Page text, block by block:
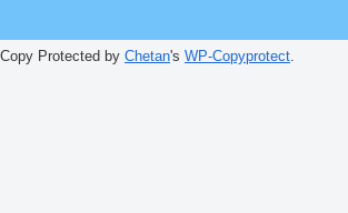
Copy Protected by Chetan's WP-Copyprotect.